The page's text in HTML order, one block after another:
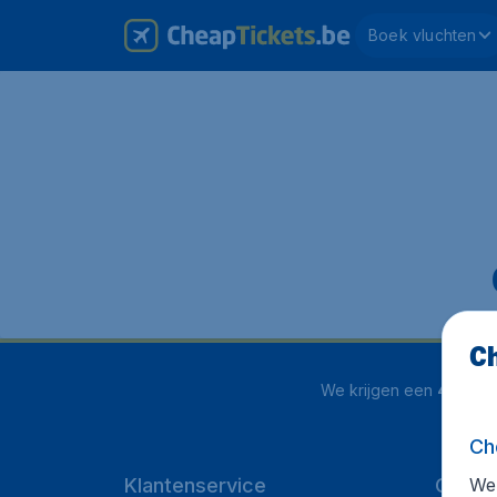
Boek vluchten
We krijgen een 4.1 uit 5
Klantenservice